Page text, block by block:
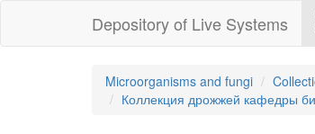
Depository of Live Systems
Microorganisms and fungi
Коллекция дрожжей кафедры